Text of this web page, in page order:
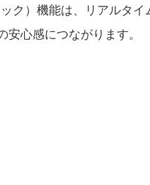
ク）機能は、リアルタ
心感につながります。